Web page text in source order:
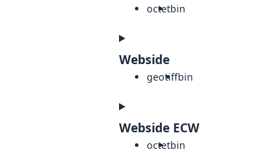
octetbin
Webside
geotiffbin
Webside ECW
octetbin